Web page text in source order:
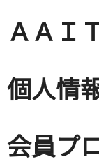
ＡＡＩ
個人情
会員プ